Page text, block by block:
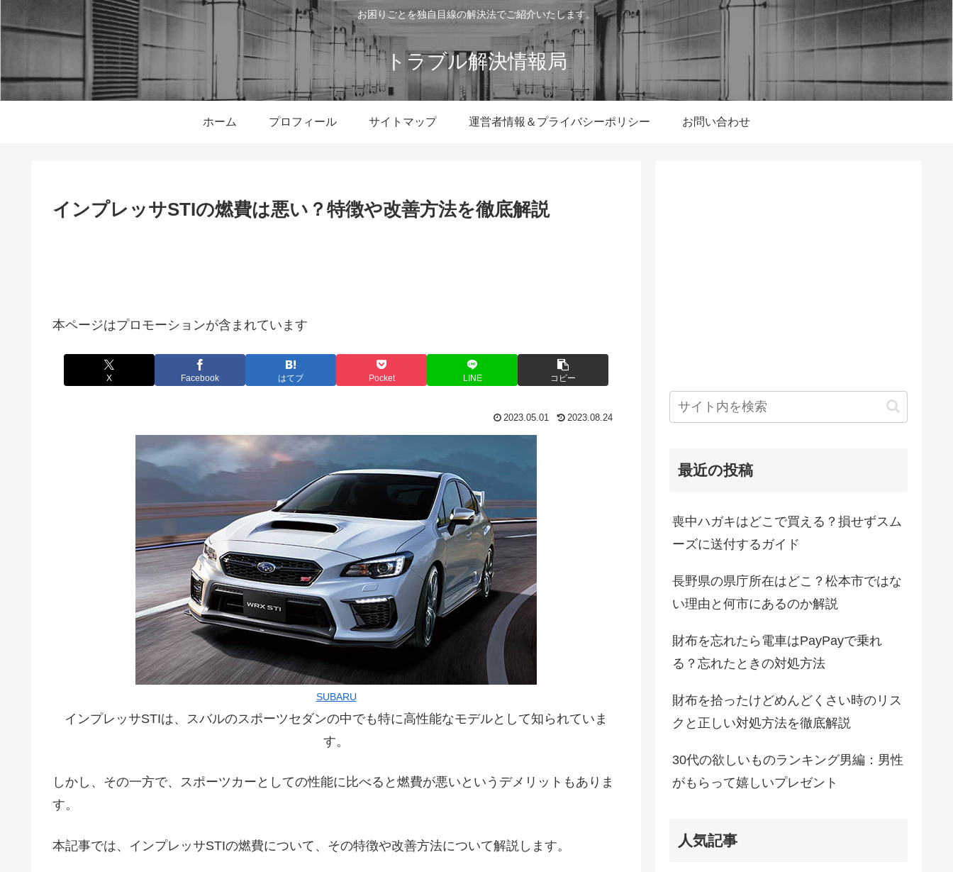
お困りごとを独自目線の解決法でご紹介いたします。
トラブル解決情報局
ホーム プロフィール サイトマップ 運営者情報＆プライバシーポリシー お問い合わせ
インプレッサSTIの燃費は悪い？特徴や改善方法を徹底解説
本ページはプロモーションが含まれています
X Facebook はてブ Pocket LINE コピー
2023.05.01 2023.08.24
SUBARU
インプレッサSTIは、スバルのスポーツセダンの中でも特に高性能なモデルとして知られていま
す。
しかし、その一方で、スポーツカーとしての性能に比べると燃費が悪いというデメリットもありま
す。
本記事では、インプレッサSTIの燃費について、その特徴や改善方法について解説します。
最近の投稿
喪中ハガキはどこで買える？損せずスム
ーズに送付するガイド
長野県の県庁所在はどこ？松本市ではな
い理由と何市にあるのか解説
財布を忘れたら電車はPayPayで乗れ
る？忘れたときの対処方法
財布を拾ったけどめんどくさい時のリス
クと正しい対処方法を徹底解説
30代の欲しいものランキング男編：男性
がもらって嬉しいプレゼント
人気記事